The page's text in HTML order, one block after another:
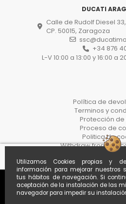
Utilizamos Cookies propias y
información para mejorar nuestros
tus hábitos de navegación. Si
aceptación de la instalación de las
navegador para impedir su
DUCATI
Calle de Rudolf Diesel
CP. 50015, Zaragoza
+34 876
L-V 10:00 a 13:00 y 16:00 a
Política de
Terminos y
Protección
Proceso de
Politica de
Withdraw from the